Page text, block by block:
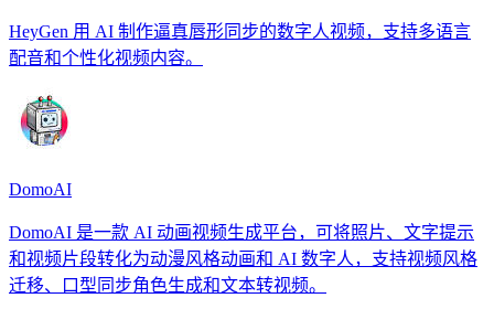
HeyGen 用 AI 制作逼真唇形同步的数字人视频，支持多语言
配音和个性化视频内容。
DomoAI
DomoAI 是一款 AI 动画视频生成平台，可将照片、文字提示
和视频片段转化为动漫风格动画和 AI 数字人，支持视频风格
迁移、口型同步角色生成和文本转视频。